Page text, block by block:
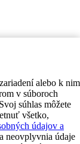
alebo k nim
v súboroch
súhlas môžete
všetko,
údajov a
neovplyvnia údaje